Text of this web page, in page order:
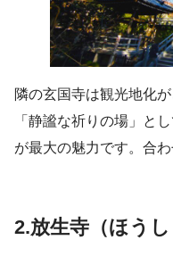
隣の玄国寺は観光地化
「静謐な祈りの場」と
が最大の魅力です。合
2.放生寺（ほうし